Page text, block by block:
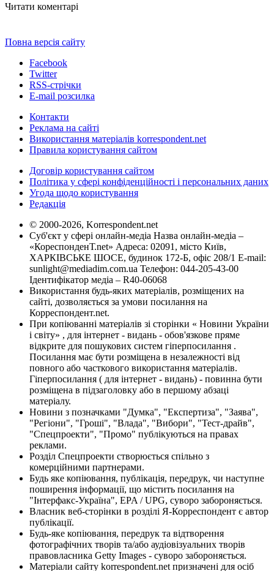
Читати коментарі
Повна версія сайту
Facebook
Twitter
RSS-стрічки
E-mail розсилка
Контакти
Реклама на сайті
Використання матеріалів korrespondent.net
Правила користування сайтом
Договір користування сайтом
Політика у сфері конфіденційності і персональних даних
Угода щодо користування
Редакція
© 2000-2026, Korrespondent.net
Суб'єкт у сфері онлайн-медіа Назва онлайн-медіа –
«КореспонденТ.net» Адреса: 02091, місто Київ,
ХАРКІВСЬКЕ ШОСЕ, будинок 172-Б, офіс 208/1 E-mail:
sunlight@mediadim.com.ua Телефон: 044-205-43-00
Ідентифікатор медіа – R40-06068
Використання будь-яких матеріалів, розміщених на
сайті, дозволяється за умови посилання на
Корреспондент.net.
При копіюванні матеріалів зі сторінки « Новини України
і світу» , для інтернет - видань - обов'язкове пряме
відкрите для пошукових систем гіперпосилання .
Посилання має бути розміщена в незалежності від
повного або часткового використання матеріалів.
Гіперпосилання ( для інтернет - видань) - повинна бути
розміщена в підзаголовку або в першому абзаці
матеріалу.
Новини з позначками "Думка", "Експертиза", "Заява",
"Регіони", "Гроші", "Влада", "Вибори", "Тест-драйв",
"Спецпроекти", "Промо" публікуються на правах
реклами.
Розділ Спецпроекти створюється спільно з
комерційними партнерами.
Будь яке копіювання, публікація, передрук, чи наступне
поширення інформації, що містить посилання на
"Інтерфакс-Україна", EPA / UPG, суворо забороняється.
Власник веб-сторінки в розділі Я-Корреспондент є автор
публікації.
Будь-яке копіювання, передрук та відтворення
фотографічних творів та/або аудіовізуальних творів
правовласника Getty Images - суворо забороняється.
Матеріали сайту korrespondent.net призначені для осіб